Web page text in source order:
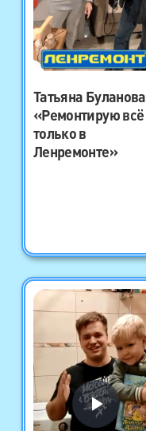
Татьяна Буланова
«Ремонтирую всё
только в
Ленремонте»